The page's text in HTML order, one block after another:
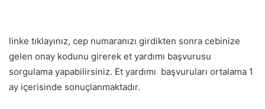
linke tıklayınız, cep numaranızı girdikten sonra cebinize
gelen onay kodunu girerek et yardımı başvurusu
sorgulama yapabilirsiniz. Et yardımı başvuruları ortalama 1
ay içerisinde sonuçlanmaktadır.